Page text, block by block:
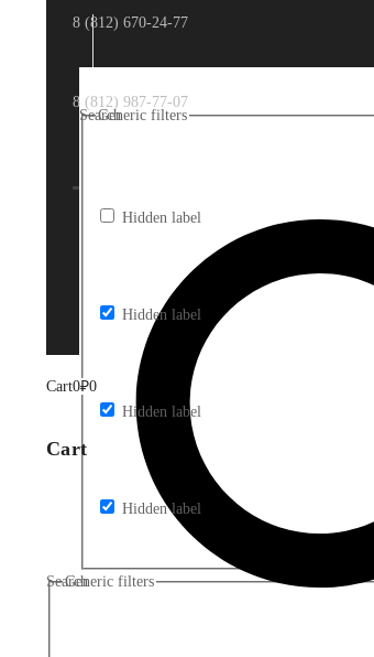
8 (812) 670-24-77
8 (812) 987-77-07
Cart0₽0
Cart
Search
Generic filters
Search
Generic filters
Hidden label
Hidden label
Hidden label
Hidden label